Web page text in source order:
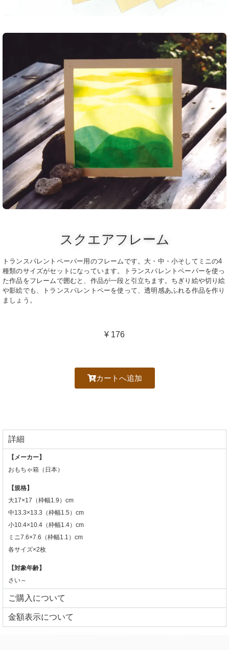
スクエアフレーム
トランスパレントペーパー用のフレームです。大・中・小そしてミニの4
種類のサイズがセットになっています。トランスパレントペーパーを使っ
た作品をフレームで囲むと、作品が一段と引立ちます。ちぎり絵や切り絵
や影絵でも、トランスパレントペーを使って、透明感あふれる作品を作り
ましょう。
¥ 176
カートへ追加
詳細
【メーカー】
おもちゃ箱（日本）
【規格】
大17×17（枠幅1.9）cm
中13.3×13.3（枠幅1.5）cm
小10.4×10.4（枠幅1.4）cm
ミニ7.6×7.6（枠幅1.1）cm
各サイズ×2枚
【対象年齢】
さい～
ご購入について
⾦額表⽰について